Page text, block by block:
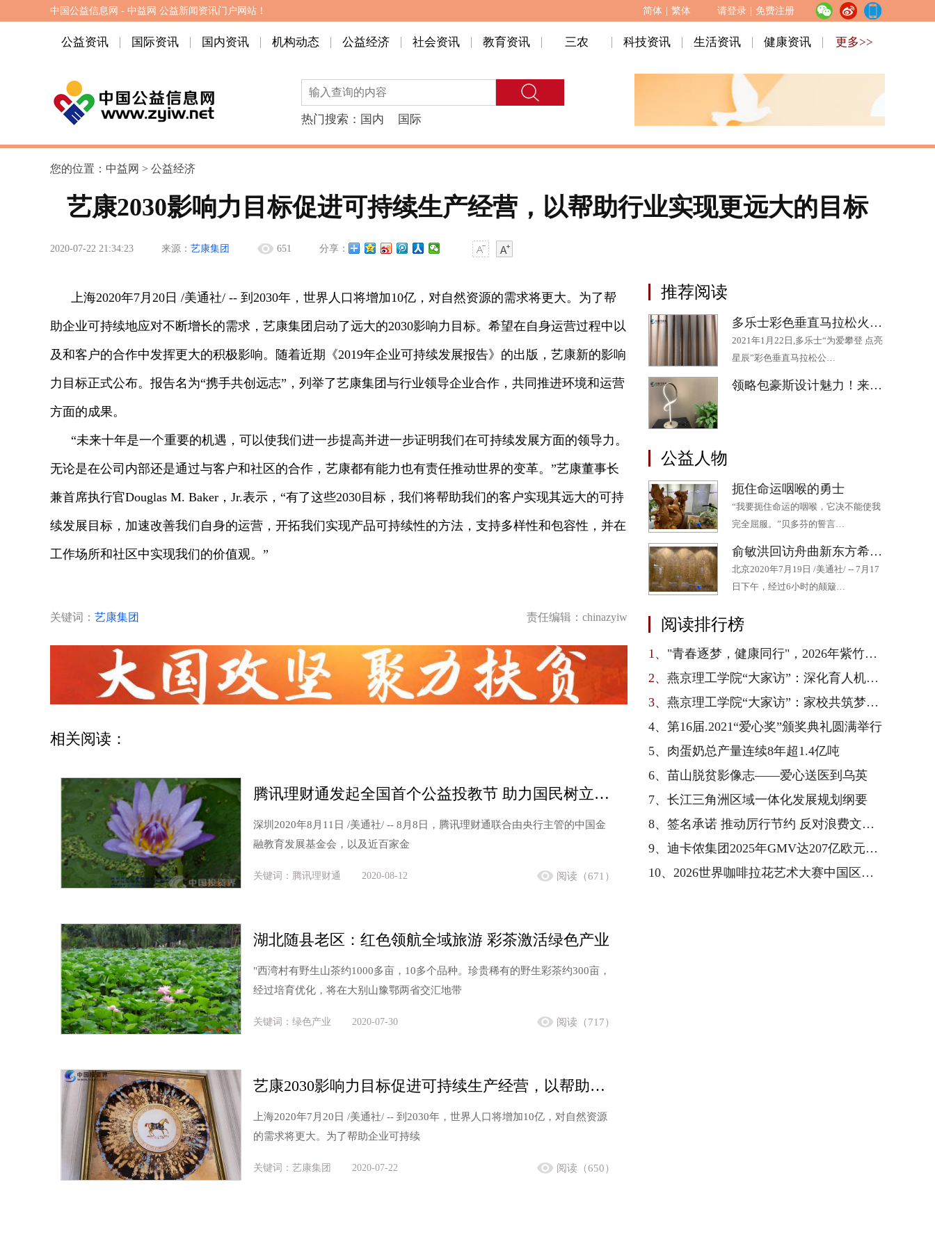
中国公益信息网 - 中益网 公益新闻资讯门户网站！ 简体 繁体 请登录 免费注册
公益资讯 国际资讯 国内资讯 机构动态 公益经济 社会资讯 教育资讯 三农 科技资讯 生活资讯 健康资讯 更多>>
热门搜索： 国内 国际
您的位置： 中益网 > 公益经济
艺康2030影响力目标促进可持续生产经营，以帮助行业实现更远大的目标
2020-07-22 21:34:23 来源： 艺康集团 651 分享：
上海2020年7月20日 /美通社/ -- 到2030年，世界人口将增加10亿，对自然资源的需求将更大。为了帮
助企业可持续地应对不断增长的需求，艺康集团启动了远大的2030影响力目标。希望在自身运营过程中以
及和客户的合作中发挥更大的积极影响。随着近期《2019年企业可持续发展报告》的出版，艺康新的影响
力目标正式公布。报告名为“携手共创远志”，列举了艺康集团与行业领导企业合作，共同推进环境和运营
方面的成果。
“未来十年是一个重要的机遇，可以使我们进一步提高并进一步证明我们在可持续发展方面的领导力。
无论是在公司内部还是通过与客户和社区的合作，艺康都有能力也有责任推动世界的变革。”艺康董事长
兼首席执行官Douglas M. Baker，Jr.表示，“有了这些2030目标，我们将帮助我们的客户实现其远大的可持
续发展目标，加速改善我们自身的运营，开拓我们实现产品可持续性的方法，支持多样性和包容性，并在
工作场所和社区中实现我们的价值观。”
关键词： 艺康集团 责任编辑：chinazyiw
相关阅读：
腾讯理财通发起全国首个公益投教节 助力国民树立正确理财观
深圳2020年8月11日 /美通社/ -- 8月8日，腾讯理财通联合由央行主管的中国金
融教育发展基金会，以及近百家金
关键词：腾讯理财通 2020-08-12 阅读（671）
湖北随县老区：红色领航全域旅游 彩茶激活绿色产业
"西湾村有野生山茶约1000多亩，10多个品种。珍贵稀有的野生彩茶约300亩，
经过培育优化，将在大别山豫鄂两省交汇地带
关键词：绿色产业 2020-07-30 阅读（717）
艺康2030影响力目标促进可持续生产经营，以帮助行业实现更远大的目标
上海2020年7月20日 /美通社/ -- 到2030年，世界人口将增加10亿，对自然资源
的需求将更大。为了帮助企业可持续
关键词：艺康集团 2020-07-22 阅读（650）
推荐阅读
多乐士彩色垂直马拉松火热开跑 为助力“星星”公益添“彩”
2021年1月22日,多乐士“为爱攀登 点亮
星辰”彩色垂直马拉松公…
领略包豪斯设计魅力！来“2020成都·欧洲文化季”最后一场展览吧
公益人物
扼住命运咽喉的勇士
“我要扼住命运的咽喉，它决不能使我
完全屈服。”贝多芬的誓言…
俞敏洪回访舟曲新东方希望小学 十年持续帮扶为山区孩子点燃希望
北京2020年7月19日 /美通社/ -- 7月17
日下午，经过6小时的颠簸…
阅读排行榜
1、 "青春逐梦，健康同行"，2026年紫竹青春健康校园行在京启动
2、 燕京理工学院“大家访”：深化育人机制，凝聚家校合力
3、 燕京理工学院“大家访”：家校共筑梦，师生连心访
4、 第16届.2021“爱心奖”颁奖典礼圆满举行
5、 肉蛋奶总产量连续8年超1.4亿吨
6、 苗山脱贫影像志——爱心送医到乌英
7、 长江三角洲区域一体化发展规划纲要
8、 签名承诺 推动厉行节约 反对浪费文明新风尚
9、 迪卡侬集团2025年GMV达207亿欧元，以全产业链一体化优势驱动业绩增长与可持续转型
10、 2026世界咖啡拉花艺术大赛中国区总决赛收官，雀巢专业餐饮以品质护航赛事